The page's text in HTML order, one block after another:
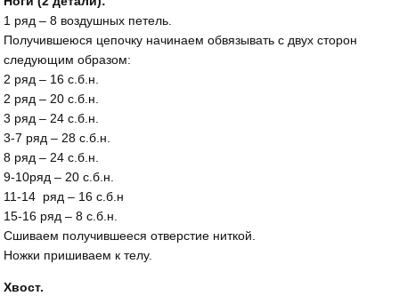
1 ряд – 8 воздушных петель.
Получившеюся цепочку начинаем обвязывать с двух сторон
следующим образом:
2 ряд – 16 с.б.н.
2 ряд – 20 с.б.н.
3 ряд – 24 с.б.н.
3-7 ряд – 28 с.б.н.
8 ряд – 24 с.б.н.
9-10ряд – 20 с.б.н.
11-14 ряд – 16 с.б.н
15-16 ряд – 8 с.б.н.
Сшиваем получившееся отверстие ниткой.
Ножки пришиваем к телу.
Хвост.